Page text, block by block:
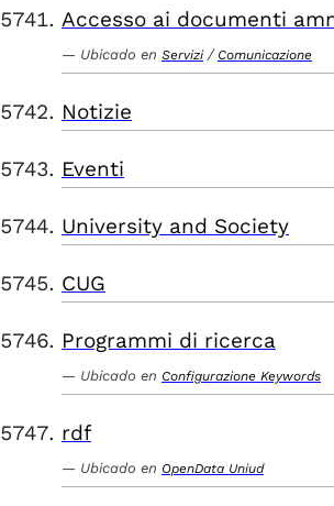
Accesso ai documenti
Ubicado en Servizi / Comunicazione
Notizie
Eventi
University and Society
CUG
Programmi di ricerca
Ubicado en Configurazione Keywords
rdf
Ubicado en OpenData Uniud